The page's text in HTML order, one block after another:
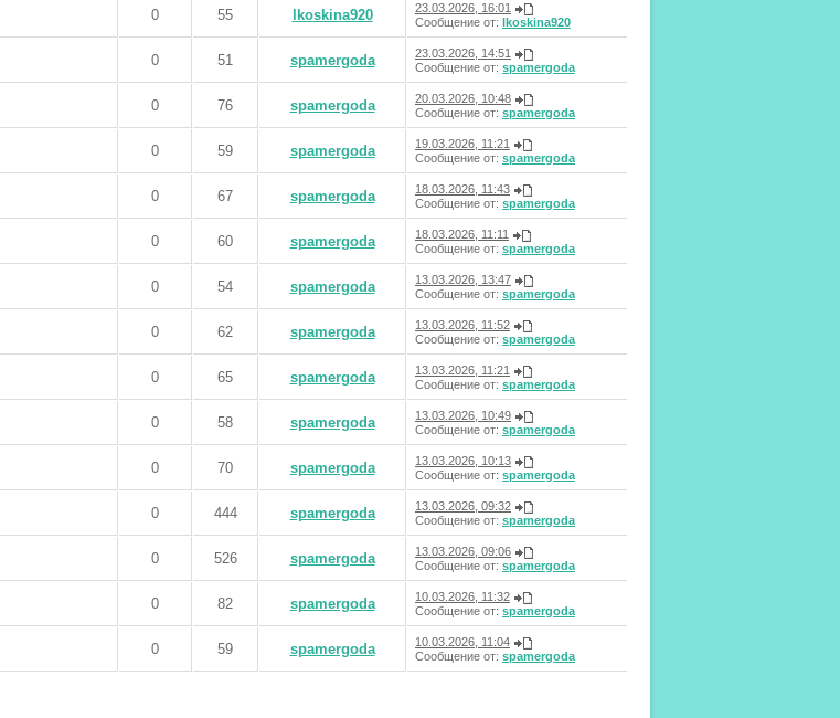
0 55 lkoskina920
23.03.2026, 16:01
Сообщение от: lkoskina920
0 51 spamergoda
23.03.2026, 14:51
Сообщение от: spamergoda
0 76 spamergoda
20.03.2026, 10:48
Сообщение от: spamergoda
0 59 spamergoda
19.03.2026, 11:21
Сообщение от: spamergoda
0 67 spamergoda
18.03.2026, 11:43
Сообщение от: spamergoda
0 60 spamergoda
18.03.2026, 11:11
Сообщение от: spamergoda
0 54 spamergoda
13.03.2026, 13:47
Сообщение от: spamergoda
0 62 spamergoda
13.03.2026, 11:52
Сообщение от: spamergoda
0 65 spamergoda
13.03.2026, 11:21
Сообщение от: spamergoda
0 58 spamergoda
13.03.2026, 10:49
Сообщение от: spamergoda
0 70 spamergoda
13.03.2026, 10:13
Сообщение от: spamergoda
0 444 spamergoda
13.03.2026, 09:32
Сообщение от: spamergoda
0 526 spamergoda
13.03.2026, 09:06
Сообщение от: spamergoda
0 82 spamergoda
10.03.2026, 11:32
Сообщение от: spamergoda
0 59 spamergoda
10.03.2026, 11:04
Сообщение от: spamergoda